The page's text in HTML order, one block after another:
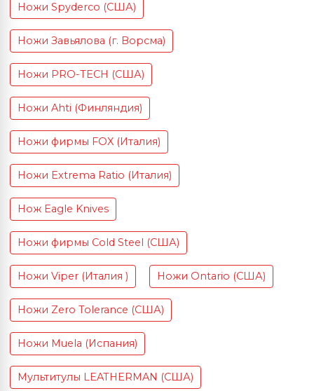
Ножи Spyderco (США)
Ножи Завьялова (г. Ворсма)
Ножи PRO-TECH (США)
Ножи Ahti (Финляндия)
Ножи фирмы FOX (Италия)
Ножи Extrema Ratio (Италия)
Нож Eagle Knives
Ножи фирмы Cold Steel (США)
Ножи Viper (Италия ) Ножи Ontario (США)
Ножи Zero Tolerance (США)
Ножи Muela (Испания)
Мультитулы LEATHERMAN (США)